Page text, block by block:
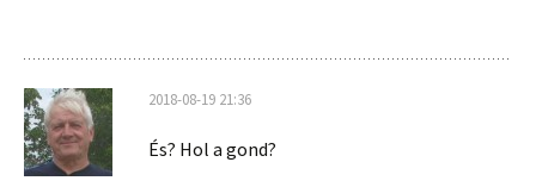
2018-08-19 21:36
És? Hol a gond?